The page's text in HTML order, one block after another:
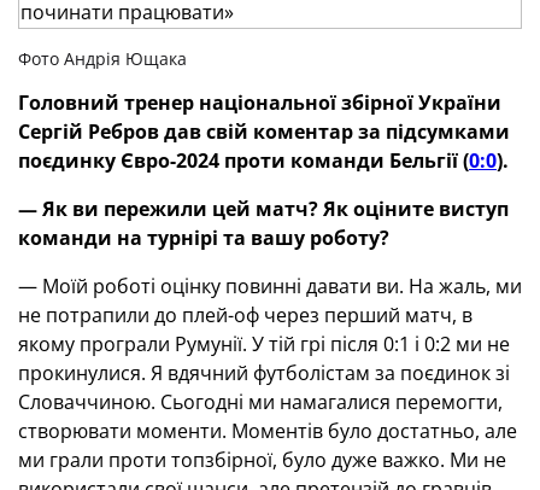
Фото Андрія Ющака
Головний тренер національної збірної України
Сергій Ребров дав свій коментар за підсумками
поєдинку Євро-2024 проти команди Бельгії (0:0).
— Як ви пережили цей матч? Як оціните виступ
команди на турнірі та вашу роботу?
— Моїй роботі оцінку повинні давати ви. На жаль, ми
не потрапили до плей-оф через перший матч, в
якому програли Румунії. У тій грі після 0:1 і 0:2 ми не
прокинулися. Я вдячний футболістам за поєдинок зі
Словаччиною. Сьогодні ми намагалися перемогти,
створювати моменти. Моментів було достатньо, але
ми грали проти топзбірної, було дуже важко. Ми не